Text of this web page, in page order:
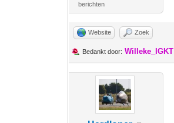
berichten
Website Zoek
Bedankt door: Willeke_IGKT